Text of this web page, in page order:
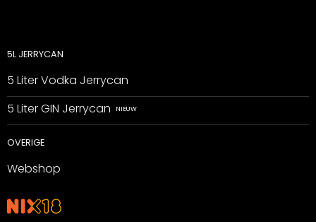
5L JERRYCAN
5 Liter Vodka Jerrycan
5 Liter GIN Jerrycan
OVERIGE
Webshop